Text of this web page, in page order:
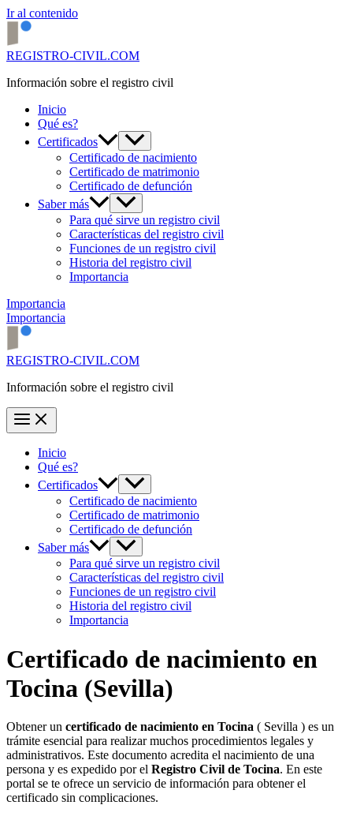
Ir al contenido
REGISTRO-CIVIL.COM
Información sobre el registro civil
Inicio
Qué es?
Certificados
Certificado de nacimiento
Certificado de matrimonio
Certificado de defunción
Saber más
Para qué sirve un registro civil
Características del registro civil
Funciones de un registro civil
Historia del registro civil
Importancia
Importancia
Importancia
REGISTRO-CIVIL.COM
Información sobre el registro civil
Inicio
Qué es?
Certificados
Certificado de nacimiento
Certificado de matrimonio
Certificado de defunción
Saber más
Para qué sirve un registro civil
Características del registro civil
Funciones de un registro civil
Historia del registro civil
Importancia
Certificado de nacimiento en
Tocina (Sevilla)
Obtener un certificado de nacimiento en Tocina ( Sevilla ) es un
trámite esencial para realizar muchos procedimientos legales y
administrativos. Este documento acredita el nacimiento de una
persona y es expedido por el Registro Civil de Tocina. En este
portal se te ofrece un servicio de información para obtener el
certificado sin complicaciones.